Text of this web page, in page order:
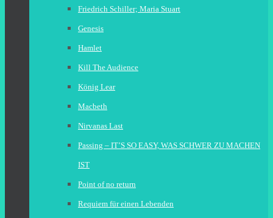
Friedrich Schiller; Maria Stuart
Genesis
Hamlet
Kill The Audience
König Lear
Macbeth
Nirvanas Last
Passing – IT’S SO EASY, WAS SCHWER ZU MACHEN
IST
Point of no return
Requiem für einen Lebenden